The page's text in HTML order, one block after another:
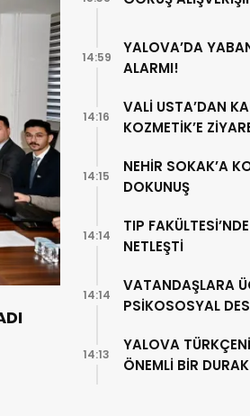
YALOVA’DA
ALARMI!
14:59
VALİ USTA’DAN
KOZMETİK’E
14:16
NEHİR SOKAK’A
DOKUNUŞ
14:15
TIP
NETLEŞTİ
14:14
VATANDAŞLARA
PSİKOSOSYAL
14:14
YALOVA
ÖNEMLİ BİR DURAK
14:13